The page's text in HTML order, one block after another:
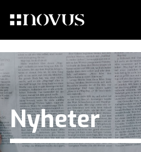
Nyheter